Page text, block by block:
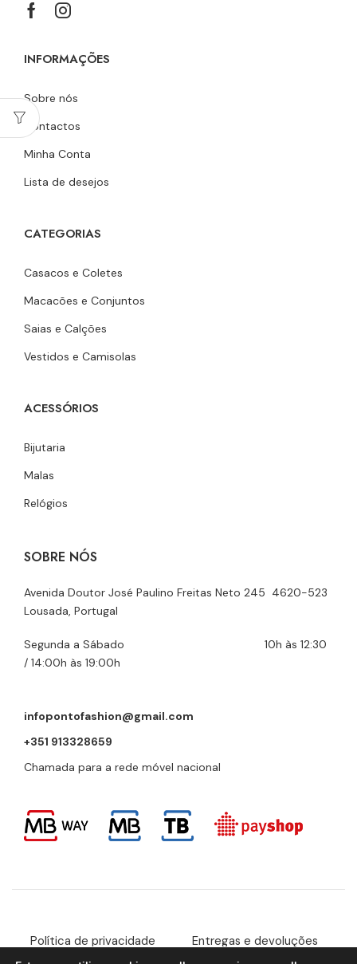
INFORMAÇÕES
Sobre nós
Contactos
Minha Conta
Lista de desejos
CATEGORIAS
Casacos e Coletes
Macacões e Conjuntos
Saias e Calções
Vestidos e Camisolas
ACESSÓRIOS
Bijutaria
Malas
Relógios
SOBRE NÓS
Avenida Doutor José Paulino Freitas Neto 245 4620-523
Lousada, Portugal
Segunda a Sábado 10h às 12:30
/ 14:00h às 19:00h
infopontofashion@gmail.com
+351 913328659
Chamada para a rede móvel nacional
Política de privacidade Entregas e devoluções